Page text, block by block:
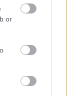
or
a Single
seamless
this
been
to the